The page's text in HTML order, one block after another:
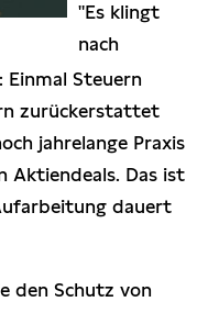
"Es klingt
nach
Einmal Steuern
zurückerstattet
jahrelange Praxis
Aktiendeals. Das ist
dauert
den Schutz von